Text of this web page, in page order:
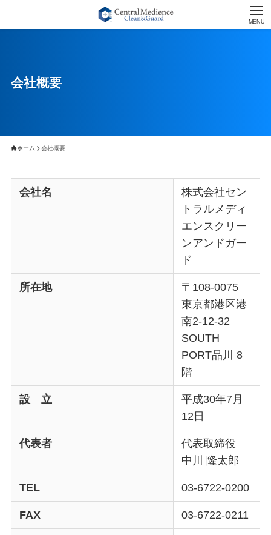
MENU
会社概要
ホーム 会社概要
会社名
株式会社セン
トラルメディ
エンスクリー
ンアンドガー
ド
所在地
〒108-0075
東京都港区港
南2-12-32
SOUTH
PORT品川 8
階
設 立
平成30年7月
12日
代表者
代表取締役
中川 隆太郎
TEL 03-6722-0200
FAX 03-6722-0211